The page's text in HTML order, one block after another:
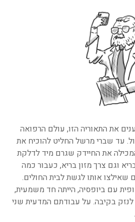
את התאוריה הזו, עולם הרפואה
עד שברי מרשל החליט להוכיח את
את החיידק שגרם מיד לדלקת
וגם צרך מזון בריא, כעבור כמה
שאילצו אותו לגשת לבית החולים.
עם ביופסיה, הייתה חד משמעית,
בקיבה. על עבודתם המדעית שני